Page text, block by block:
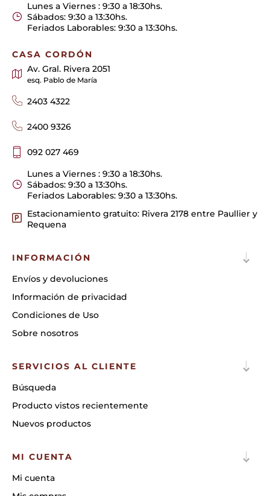
Lunes a Viernes : 9:30 a 18:30hs.
Sábados: 9:30 a 13:30hs.
Feriados Laborables: 9:30 a 13:30hs.
CASA CORDÓN
Av. Gral. Rivera 2051
esq. Pablo de María
2403 4322
2400 9326
092 027 469
Lunes a Viernes : 9:30 a 18:30hs.
Sábados: 9:30 a 13:30hs.
Feriados Laborables: 9:30 a 13:30hs.
Estacionamiento gratuito: Rivera 2178 entre Paullier y
Requena
INFORMACIÓN
Envíos y devoluciones
Información de privacidad
Condiciones de Uso
Sobre nosotros
SERVICIOS AL CLIENTE
Búsqueda
Producto vistos recientemente
Nuevos productos
MI CUENTA
Mi cuenta